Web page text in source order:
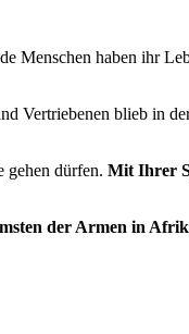
Menschen haben ihr
Vertriebenen blieb in
gehen dürfen. Mit Ihrer
der Armen in